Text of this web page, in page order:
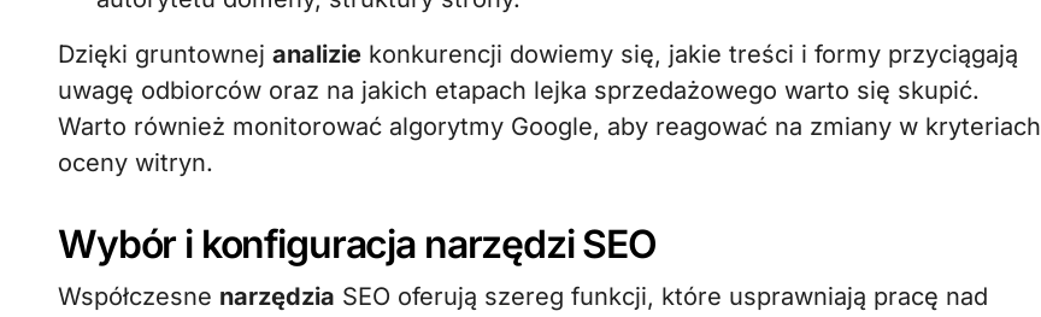
Dzięki gruntownej analizie konkurencji dowiemy się, jakie treści i formy przyciągają
uwagę odbiorców oraz na jakich etapach lejka sprzedażowego warto się skupić.
Warto również monitorować algorytmy Google, aby reagować na zmiany w kryteriach
oceny witryn.
Wybór i konfiguracja narzędzi SEO
Współczesne narzędzia SEO oferują szereg funkcji, które usprawniają pracę nad